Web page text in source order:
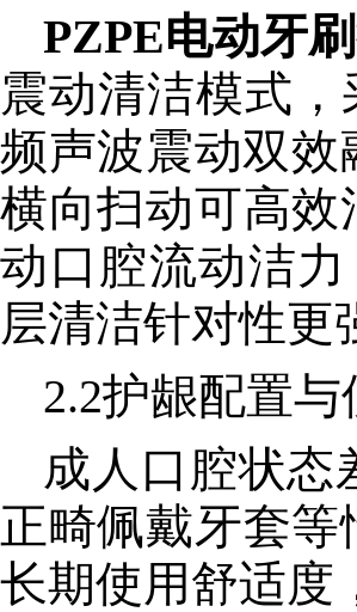
PZPE电动牙刷
震动清洁模式，
频声波震动双效
横向扫动可高
动口腔流动洁
层清洁针对性更
2.2护龈配置
成人口腔状态
正畸佩戴牙套
长期使用舒适度